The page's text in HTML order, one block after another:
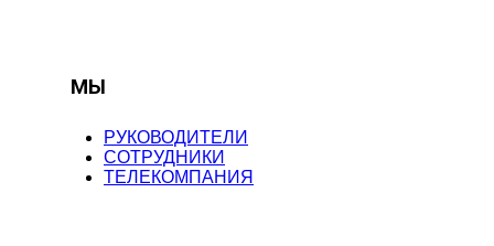
МЫ
РУКОВОДИТЕЛИ
СОТРУДНИКИ
ТЕЛЕКОМПАНИЯ